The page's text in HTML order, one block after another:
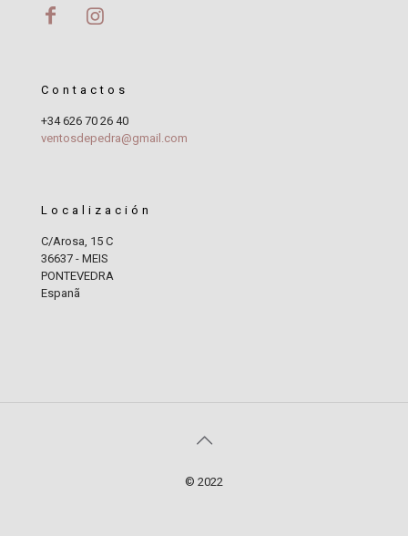
Contactos
+34 626 70 26 40
ventosdepedra@gmail.com
Localización
C/Arosa, 15 C
36637 - MEIS
PONTEVEDRA
Espanã
© 2022